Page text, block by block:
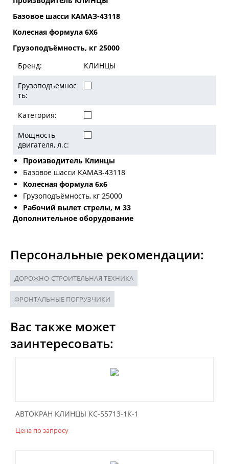
Базовое шасси КАМАЗ-43118
Колесная формула 6Х6
Грузоподъёмность, кг 25000
Бренд:
КЛИНЦЫ
Грузоподъемнос
ть:
Категория:
Мощность
двигателя, л.с:
Производитель Клинцы
Базовое шасси КАМАЗ-43118
Колесная формула 6х6
Грузоподъёмность, кг 25000
Рабочий вылет стрелы, м 33
Дополнительное оборудование
Персональные рекомендации:
ДОРОЖНО-СТРОИТЕЛЬНАЯ ТЕХНИКА
ФРОНТАЛЬНЫЕ ПОГРУЗЧИКИ
Вас также может
заинтересовать:
АВТОКРАН КЛИНЦЫ КС-55713-1К-1
Цена по запросу